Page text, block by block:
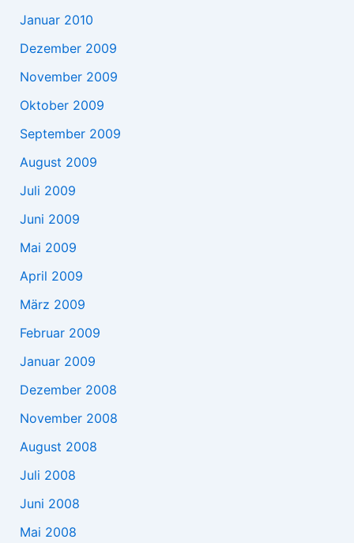
Januar 2010
Dezember 2009
November 2009
Oktober 2009
September 2009
August 2009
Juli 2009
Juni 2009
Mai 2009
April 2009
März 2009
Februar 2009
Januar 2009
Dezember 2008
November 2008
August 2008
Juli 2008
Juni 2008
Mai 2008